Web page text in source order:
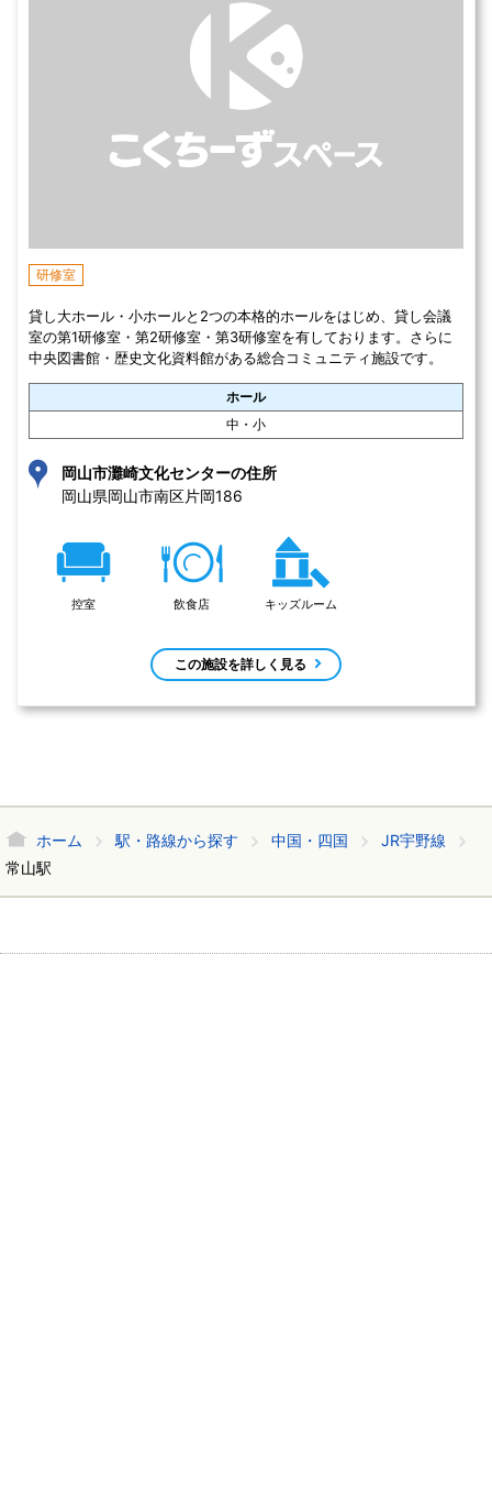
研修室
貸し大ホール・小ホールと2つの本格的ホールをはじめ、貸し会議
室の第1研修室・第2研修室・第3研修室を有しております。さらに
中央図書館・歴史文化資料館がある総合コミュニティ施設です。
ホール
中・小
岡山市灘崎文化センターの住所
岡山県岡山市南区片岡186
控室 飲食店 キッズルーム
この施設を詳しく見る
ホーム 駅・路線から探す 中国・四国
JR宇野線
常山駅